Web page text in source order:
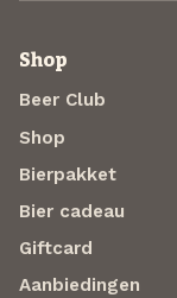
Shop
Beer Club
Shop
Bierpakket
Bier cadeau
Giftcard
Aanbiedingen